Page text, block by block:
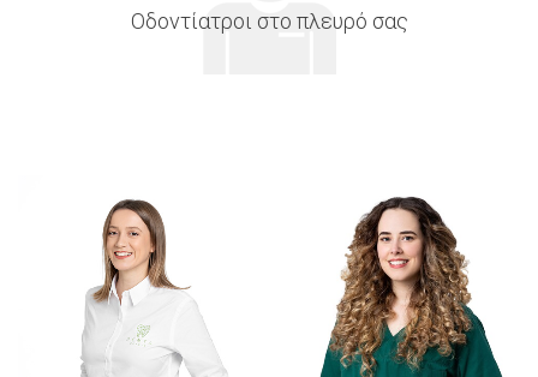
Οδοντίατροι στο πλευρό σας